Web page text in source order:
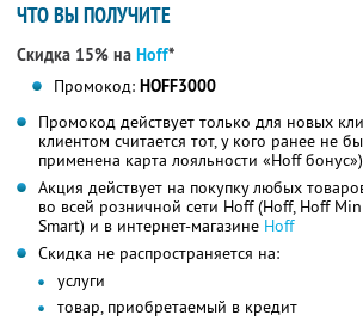
ЧТО ВЫ ПОЛУЧИТЕ
Скидка 15% на Hoff*
Промокод: HOFF3000
Промокод действует только для новых
клиентом считается тот, у кого ранее не
применена карта лояльности «Hoff бонус»)
Акция действует на покупку любых
во всей розничной сети Hoff (Hoff, Hoff
Smart) и в интернет-магазине Hoff
Скидка не распространяется на:
услуги
товар, приобретаемый в кредит